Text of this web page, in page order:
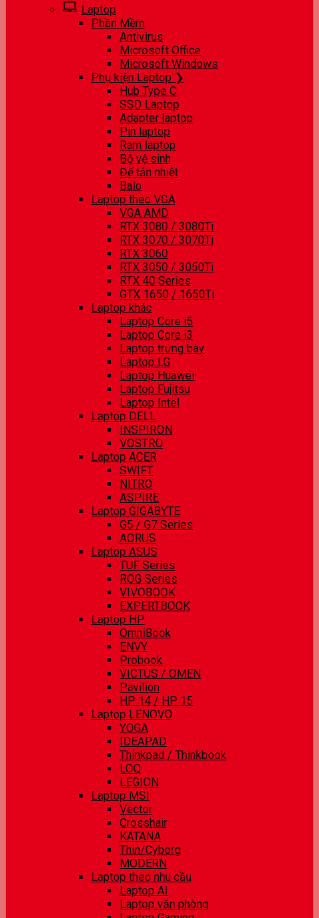
Laptop
Phần Mềm
Antivirus
Microsoft Office
Microsoft Windows
Phụ kiện Laptop ❯
Hub Type C
SSD Laptop
Adapter laptop
Pin laptop
Ram laptop
Bộ vệ sinh
Đế tản nhiệt
Balo
Laptop theo VGA
VGA AMD
RTX 3080 / 3080Ti
RTX 3070 / 3070Ti
RTX 3060
RTX 3050 / 3050Ti
RTX 40 Series
GTX 1650 / 1650Ti
Laptop khác
Laptop Core i5
Laptop Core i3
Laptop trưng bày
Laptop LG
Laptop Huawei
Laptop Fujitsu
Laptop Intel
Laptop DELL
INSPIRON
VOSTRO
Laptop ACER
SWIFT
NITRO
ASPIRE
Laptop GIGABYTE
G5 / G7 Series
AORUS
Laptop ASUS
TUF Series
ROG Series
VIVOBOOK
EXPERTBOOK
Laptop HP
OmniBook
ENVY
Probook
VICTUS / OMEN
Pavilion
HP 14 / HP 15
Laptop LENOVO
YOGA
IDEAPAD
Thinkpad / Thinkbook
LOQ
LEGION
Laptop MSI
Vector
Crosshair
KATANA
Thin/Cyborg
MODERN
Laptop theo nhu cầu
Laptop AI
Laptop văn phòng